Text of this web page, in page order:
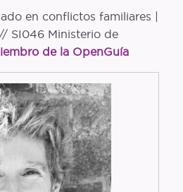
trabajamos
Revolución Sexoafectiva
en conflictos familiares |
SI046 Ministerio de
de la OpenGuía